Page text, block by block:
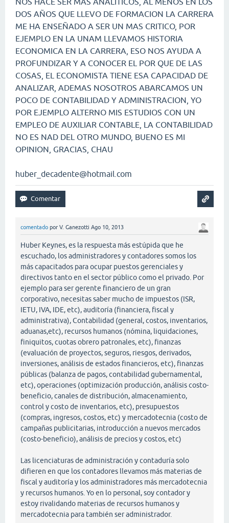
DOS AÑOS QUE LLEVO DE FORMACION LA CARRERA
ME HA ENSEÑADO A SER UN MAS CRITICO, POR
EJEMPLO EN LA UNAM LLEVAMOS HISTORIA
ECONOMICA EN LA CARRERA, ESO NOS AYUDA A
PROFUNDIZAR Y A CONOCER EL POR QUE DE LAS
COSAS, EL ECONOMISTA TIENE ESA CAPACIDAD DE
ANALIZAR, ADEMAS NOSOTROS ABARCAMOS UN
POCO DE CONTABILIDAD Y ADMINISTRACION, YO
POR EJEMPLO ALTERNO MIS ESTUDIOS CON UN
EMPLEO DE AUXILIAR CONTABLE, LA CONTABILIDAD
NO ES NAD DEL OTRO MUNDO, BUENO ES MI
OPINION, GRACIAS, CHAU
huber_decadente@hotmail.com
comentado por V. Ganezotti Ago 10, 2013
Huber Keynes, es la respuesta más estúpida que he
escuchado, los administradores y contadores somos los
más capacitados para ocupar puestos gerenciales y
directivos tanto en el sector público como el privado. Por
ejemplo para ser gerente financiero de un gran
corporativo, necesitas saber mucho de impuestos (ISR,
IETU, IVA, IDE, etc), auditoría (financiera, fiscal y
administrativa), Contabilidad (general, costos, inventarios,
aduanas,etc), recursos humanos (nómina, liquidaciones,
finiquitos, cuotas obrero patronales, etc), finanzas
(evaluación de proyectos, seguros, riesgos, derivados,
inversiones, análisis de estados financieros, etc), finanzas
públicas (balanza de pagos, contabilidad gubernamental,
etc), operaciones (optimización producción, análisis costo-
beneficio, canales de distribución, almacenamiento,
control y costo de inventarios, etc), presupuestos
(compras, ingresos, costos, etc) y mercadotecnia (costo de
campañas publicitarias, introducción a nuevos mercados
(costo-beneficio), análisis de precios y costos, etc)
Las licenciaturas de administración y contaduría solo
difieren en que los contadores llevamos más materias de
fiscal y auditoría y los administradores más mercadotecnia
y recursos humanos. Yo en lo personal, soy contador y
estoy rivalidando materias de recursos humanos y
mercadotecnia para también ser administrador.